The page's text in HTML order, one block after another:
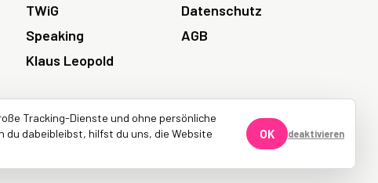
TWiG
Speaking
Klaus Leopold
Datenschutz
AGB
Tracking-Dienste und ohne persönliche
du dabeibleibst, hilfst du uns, die Website
OK deaktivieren